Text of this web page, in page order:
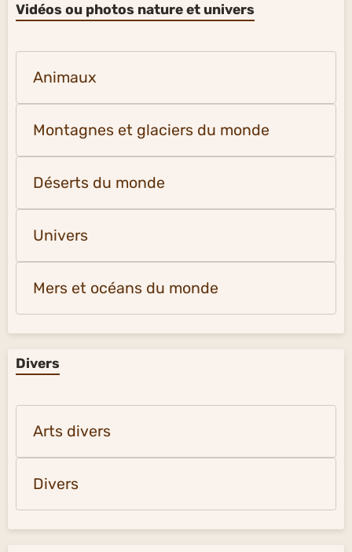
Vidéos ou photos nature et univers
Animaux
Montagnes et glaciers du monde
Déserts du monde
Univers
Mers et océans du monde
Divers
Arts divers
Divers